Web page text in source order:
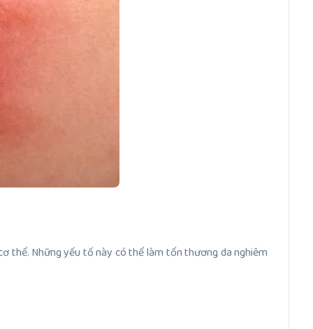
thể. Những yếu tố này có thể làm tổn thương da nghiêm